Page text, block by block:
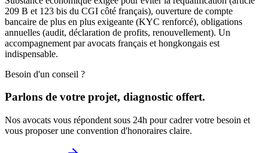
209 B et 123 bis du CGI côté français), ouverture de compte
bancaire de plus en plus exigeante (KYC renforcé), obligations
annuelles (audit, déclaration de profits, renouvellement). Un
accompagnement par avocats français et hongkongais est
indispensable.
Besoin d'un conseil ?
Parlons de votre projet, diagnostic offert.
Nos avocats vous répondent sous 24h pour cadrer votre besoin et
vous proposer une convention d'honoraires claire.